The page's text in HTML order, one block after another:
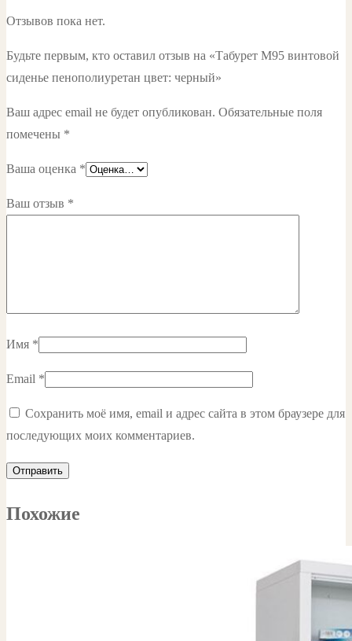
Отзывов пока нет.
Будьте первым, кто оставил отзыв на «Табурет М95 винтовой
сиденье пенополиуретан цвет: черный»
Ваш адрес email не будет опубликован. Обязательные поля
помечены *
Ваша оценка *
Ваш отзыв *
Имя *
Email *
Сохранить моё имя, email и адрес сайта в этом браузере для
последующих моих комментариев.
Похожие